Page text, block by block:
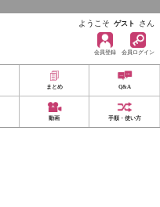
ようこそ ゲスト さん
会員登録 会員ログイン
まとめ Q&A
動画 手順・使い方